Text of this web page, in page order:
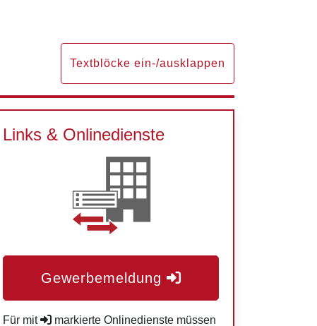
Textblöcke ein-/ausklappen
Links & Onlinedienste
Gewerbemeldung
Für mit
markierte Onlinedienste müssen